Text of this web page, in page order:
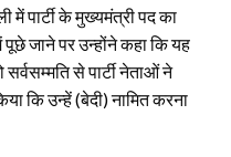
में पार्टी के मुख्यमंत्री पद का
पूछे जाने पर उन्होंने कहा कि यह
से पार्टी नेताओं ने
कि उन्हें (बेदी) नामित करना